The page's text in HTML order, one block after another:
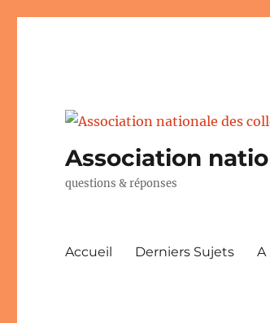
Association
questions & réponses
Accueil Derniers Sujets A